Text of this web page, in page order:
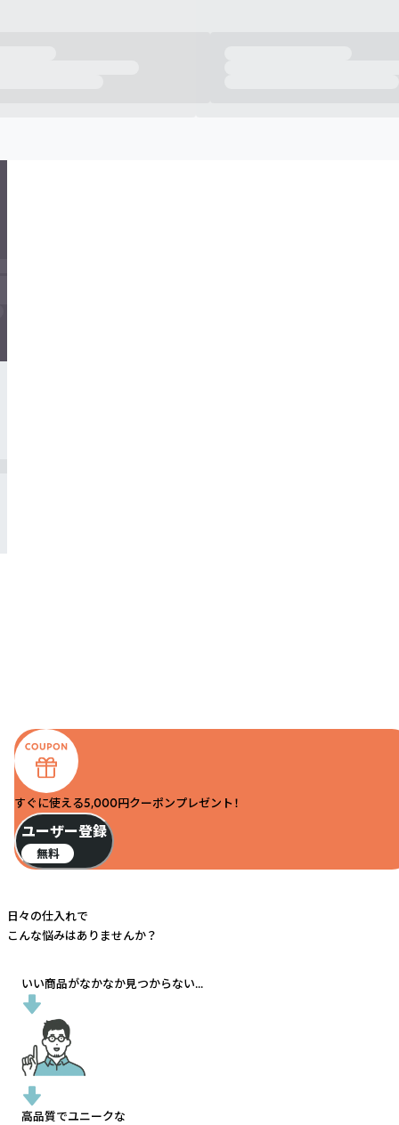
すぐに使える5,000円クーポンプレゼント！
ユーザー登録
無料
日々の仕入れで
こんな悩みはありませんか？
いい商品がなかなか見つからない...
高品質でユニークな